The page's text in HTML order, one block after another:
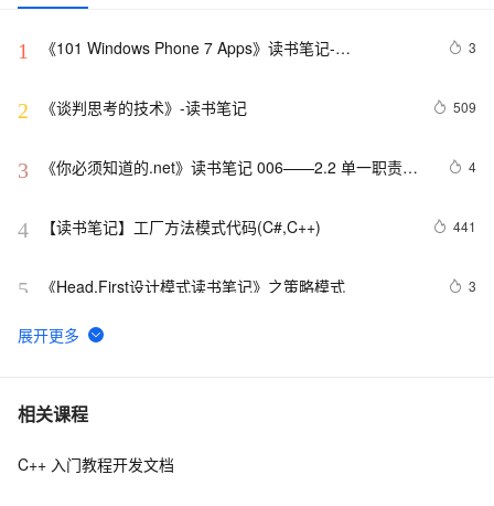
1
《101 Windows Phone 7 Apps》读书笔记-
3
2 《谈判思考的技术》-读书笔记 509
3
《你必须知道的.net》读书笔记 006——2.2 单一职责原
4
4 【读书笔记】工厂方法模式代码(C#,C++) 441
5 《Head.First设计模式读书笔记》之策略模式 3
6
《你必须知道的.net》读书笔记 002——1.2 什么是继
7 《你不知道的JavaScript》读书笔记（一）
8 【读书笔记】状态模式代码C#
相关课程
C++ 入门教程开发文档